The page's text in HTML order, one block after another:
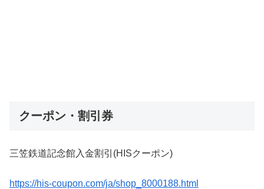
クーポン・割引券
三笠鉄道記念館入金割引(HISクーポン)
https://his-coupon.com/ja/shop_8000188.html